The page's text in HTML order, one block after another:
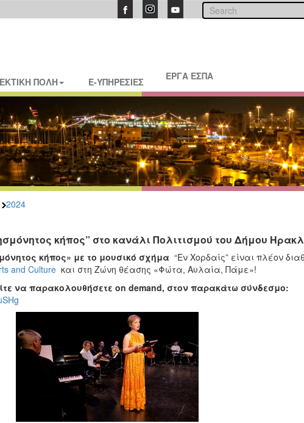
ΠΟΛΗ E-ΥΠΗΡΕΣΙΕΣ ΕΡΓΑ ΕΣΠΑ
2024
κήπος” στο κανάλι Πολιτισμού του Δήμου
κήπος» με το μουσικό σχήμα “Εν Χορδαίς” είναι πλέον
and Cultureκαι στη Ζώνη θέασης «Φώτα, Αυλαία, Πάμε»!
να παρακολουθήσετε on demand, στον παρακάτω σύνδεσμο: